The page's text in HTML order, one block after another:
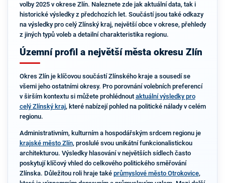
volby 2025 v okrese Zlín. Naleznete zde jak aktuální data, tak i
historické výsledky z předchozích let. Součástí jsou také odkazy
na výsledky pro celý Zlínský kraj, největší obce v okrese, přehledy
z jiných typů voleb a detailní charakteristika regionu.
Územní profil a největší města okresu Zlín
Okres Zlín je klíčovou součástí Zlínského kraje a sousedí se
všemi jeho ostatními okresy. Pro porovnání volebních preferencí
v širším kontextu si můžete prohlédnout aktuální výsledky pro
celý Zlínský kraj, které nabízejí pohled na politické nálady v celém
regionu.
Administrativním, kulturním a hospodářským srdcem regionu je
krajské město Zlín, proslulé svou unikátní funkcionalistickou
architekturou. Výsledky hlasování v největších sídlech často
poskytují klíčový vhled do celkového politického směřování
Zlínska. Důležitou roli hraje také průmyslové město Otrokovice,